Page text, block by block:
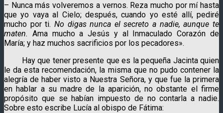
– Nunca más volveremos a vernos. Reza mucho por mí hasta
que yo vaya al Cielo; después, cuando yo esté allí, pediré
mucho por ti. No digas nunca el secreto a nadie, aunque te
maten. Ama mucho a Jesús y al Inmaculado Corazón de
María; y haz muchos sacrificios por los pecadores».
Hay que tener presente que es la pequeña Jacinta quien
le da esta recomendación, la misma que no pudo contener la
alegría de haber visto a Nuestra Señora, y que fue la primera
en hablar a su madre de la aparición, no obstante el firme
propósito que se habían impuesto de no contarla a nadie.
Sobre esto escribe Lucía al obispo de Fátima: